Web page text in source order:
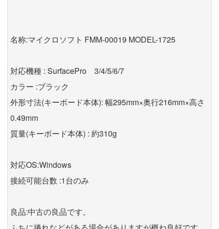
名称:マイクロソフト FMM-00019 MODEL-1725
対応機種 : SurfacePro 3/4/5/6/7
カラー :ブラック
外形寸法(キーボード本体): 幅295mm×奥行216mm×高さ
0.49mm
質量(キーボード本体) : 約310g
対応OS:Windows
接続可能台数 :1台のみ
良品:中古の良品です。